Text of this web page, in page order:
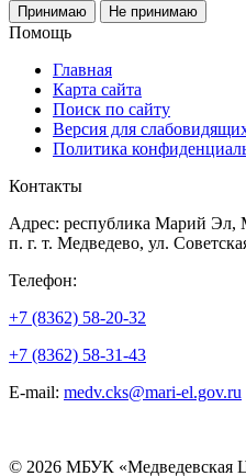
Принимаю Не принимаю
Помощь
Главная
Карта сайта
Поиск по сайту
Версия для
Политика
Контакты
Адрес: республика Марий Эл,
п. г. т. Медведево, ул.
Телефон:
+7 (8362) 58-20-32
+7 (8362) 58-31-43
E-mail: medv.cks@mari-el.gov.ru
© 2026 МБУК «Медведевская